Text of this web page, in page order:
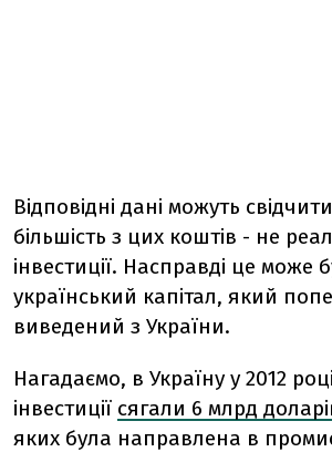
Відповідні дані можуть
більшість з цих коштів - не
інвестиції. Насправді це може
український капітал, який
виведений з України.
Нагадаємо, в Україну у 2012
інвестиції сягали 6 млрд
яких була направлена в